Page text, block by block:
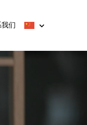
们